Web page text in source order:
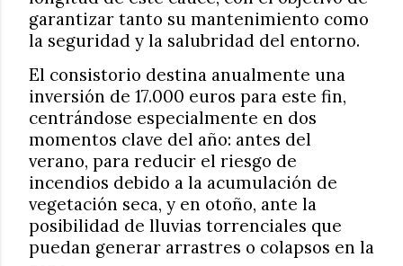
garantizar tanto su mantenimiento como
la seguridad y la salubridad del entorno.
El consistorio destina anualmente una
inversión de 17.000 euros para este fin,
centrándose especialmente en dos
momentos clave del año: antes del
verano, para reducir el riesgo de
incendios debido a la acumulación de
vegetación seca, y en otoño, ante la
posibilidad de lluvias torrenciales que
puedan generar arrastres o colapsos en la